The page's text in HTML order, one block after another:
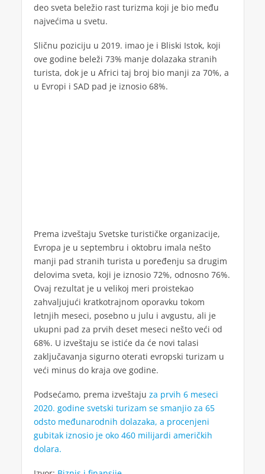
deo sveta beležio rast turizma koji je bio među
najvećima u svetu.
Sličnu poziciju u 2019. imao je i Bliski Istok, koji
ove godine beleži 73% manje dolazaka stranih
turista, dok je u Africi taj broj bio manji za 70%, a
u Evropi i SAD pad je iznosio 68%.
Prema izveštaju Svetske turističke organizacije,
Evropa je u septembru i oktobru imala nešto
manji pad stranih turista u poređenju sa drugim
delovima sveta, koji je iznosio 72%, odnosno 76%.
Ovaj rezultat je u velikoj meri proistekao
zahvaljujući kratkotrajnom oporavku tokom
letnjih meseci, posebno u julu i avgustu, ali je
ukupni pad za prvih deset meseci nešto veći od
68%. U izveštaju se istiće da će novi talasi
zaključavanja sigurno oterati evropski turizam u
veći minus do kraja ove godine.
Podsećamo, prema izveštaju za prvih 6 meseci
2020. godine svetski turizam se smanjio za 65
odsto međunarodnih dolazaka, a procenjeni
gubitak iznosio je oko 460 milijardi američkih
dolara.